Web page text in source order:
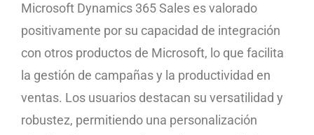
Microsoft Dynamics 365 Sales es valorado
positivamente por su capacidad de integración
con otros productos de Microsoft, lo que facilita
la gestión de campañas y la productividad en
ventas. Los usuarios destacan su versatilidad y
robustez, permitiendo una personalización